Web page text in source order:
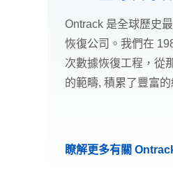
Ontrack 是全球歷史
恢復公司。我們在
次數據恢復工程，從
的範疇, 積累了豐富
瞭解更多有關